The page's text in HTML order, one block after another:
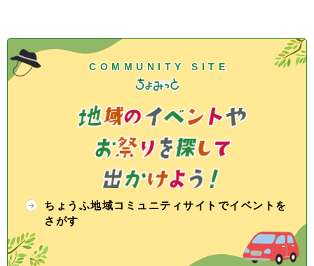
COMMUNITY SITE
ちょうふ地域コミュニティサイトでイベントを
さがす